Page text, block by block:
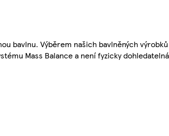
bavlnu. Výběrem našich bavlněných
Mass Balance a není fyzicky